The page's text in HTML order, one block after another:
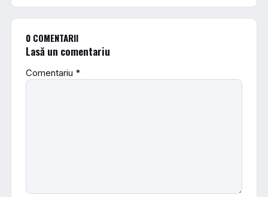
0 COMENTARII
Lasă un comentariu
Comentariu *